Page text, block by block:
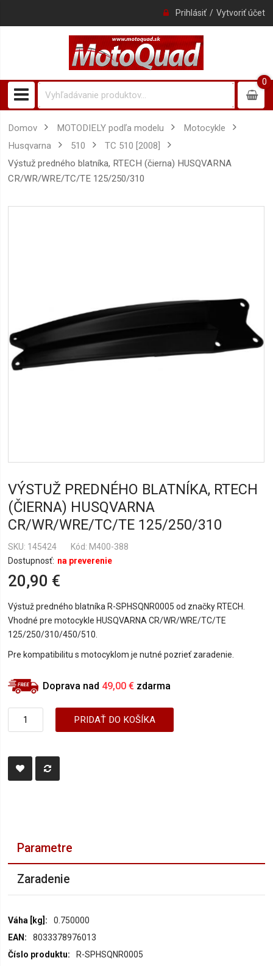
Prihlásiť Vytvoriť účet
0
0item
Domov MOTODIELY podľa modelu
Motocykle
Husqvarna
510
TC 510 [2008]
výstuž predného blatníka, RTECH (čierna) HUSQVARNA
CR/WR/WRE/TC/TE 125/250/310
VÝSTUŽ PREDNÉHO BLATNÍKA, RTECH
(ČIERNA) HUSQVARNA
CR/WR/WRE/TC/TE 125/250/310
Dostupnosť: na preverenie
SKU 145424 Kód: M400-388
20,90 €
Výstuž predného blatníka R-SPHSQNR0005 od značky RTECH.
Vhodné pre motocykle HUSQVARNA CR/WR/WRE/TC/TE
125/250/310/450/510.
Pre kompatibilitu s motocyklom je nutné pozrieť zaradenie.
Doprava nad 49,00 € zdarma
PRIDAŤ DO KOŠÍKA
Parametre
Zaradenie
Parametre
0.750000
8033378976013
R-SPHSQNR0005